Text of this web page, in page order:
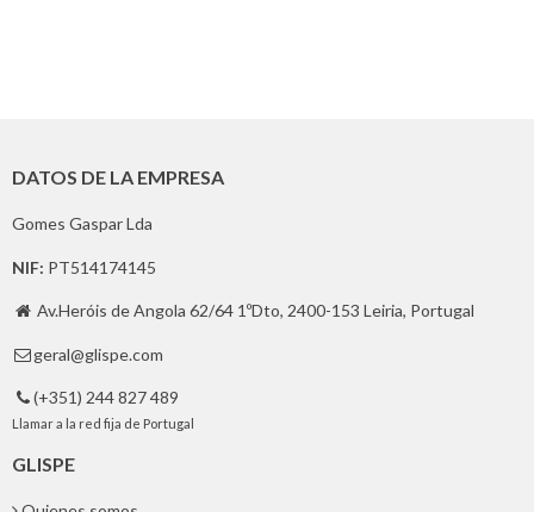
DATOS DE LA EMPRESA
Gomes Gaspar Lda
NIF: PT514174145
 Av.Heróis de Angola 62/64 1ºDto, 2400-153 Leiria, Portugal
 geral@glispe.com
 (+351) 244 827 489
Llamar a la red fija de Portugal
GLISPE